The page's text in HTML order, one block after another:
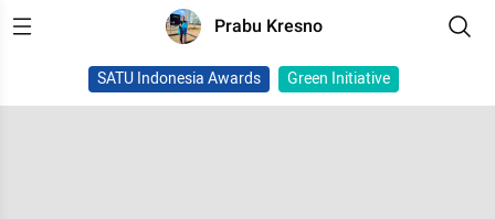
Prabu Kresno
SATU Indonesia Awards Green Initiative